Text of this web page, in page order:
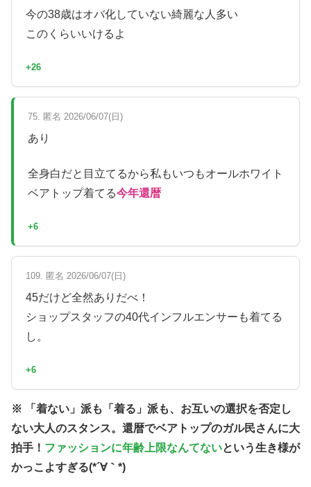
今の38歳はオバ化していない綺麗な人多い
このくらいいけるよ
+26
75. 匿名 2026/06/07(日)
あり
全身白だと目立てるから私もいつもオールホワイト
ベアトップ着てる今年還暦
+6
109. 匿名 2026/06/07(日)
45だけど全然ありだべ！
ショップスタッフの40代インフルエンサーも着てる
し。
+6
※ 「着ない」派も「着る」派も、お互いの選択を否定し
ない大人のスタンス。還暦でベアトップのガル民さんに大
拍手！ ファッションに年齢上限なんてないという生き様が
かっこよすぎる(*´∀｀*)